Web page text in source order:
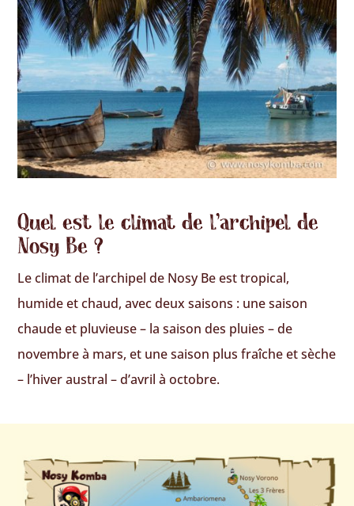
Quel est le climat de l’archipel de
Nosy Be ?
Le climat de l’archipel de Nosy Be est tropical,
humide et chaud, avec deux saisons : une saison
chaude et pluvieuse – la saison des pluies – de
novembre à mars, et une saison plus fraîche et sèche
– l’hiver austral – d’avril à octobre.